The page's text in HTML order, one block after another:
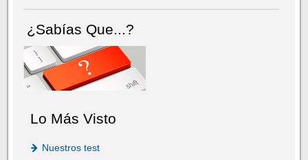
¿Sabías Que...?
Lo Más Visto
Nuestros test